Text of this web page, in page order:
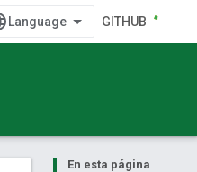
GITHUB
En esta página